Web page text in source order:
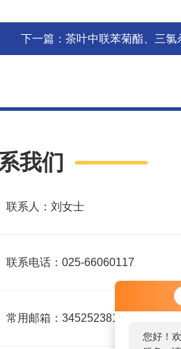
您好！
服务，
您好，
下一篇： 茶叶中联苯菊酯、三氯
我们
联系人：刘女士
联系电话：025-66060117
常用邮箱：3452523816@qq.com